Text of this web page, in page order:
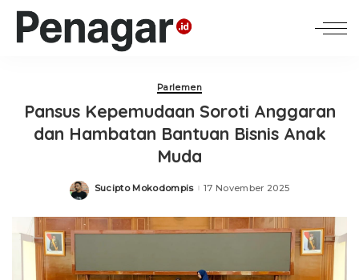
Parlemen
Pansus Kepemudaan Soroti Anggaran
dan Hambatan Bantuan Bisnis Anak
Muda
Posted
Sucipto Mokodompis 17 November 2025